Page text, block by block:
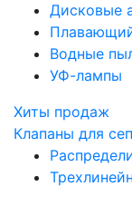
Дисковые
Водные
УФ-лампы
Хиты продаж
Клапаны для